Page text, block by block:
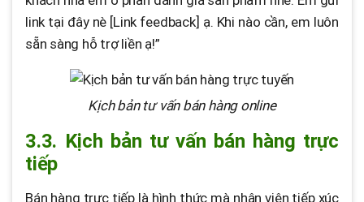
link tại đây nè [Link feedback] ạ. Khi nào cần, em luôn
sẵn sàng hỗ trợ liền ạ!”
Kịch bản tư vấn bán hàng online
3.3. Kịch bản tư vấn bán hàng trực
tiếp
Bán hàng trực tiếp là hình thức mà nhân viên tiếp xúc